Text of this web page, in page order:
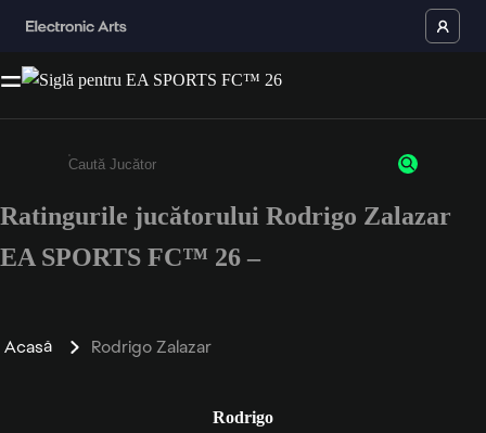
Enter a minimum of 3 characters or numbers
Ratingurile jucătorului Rodrigo Zalazar
EA SPORTS FC™ 26 –
Acasă Rodrigo Zalazar
Rodrigo